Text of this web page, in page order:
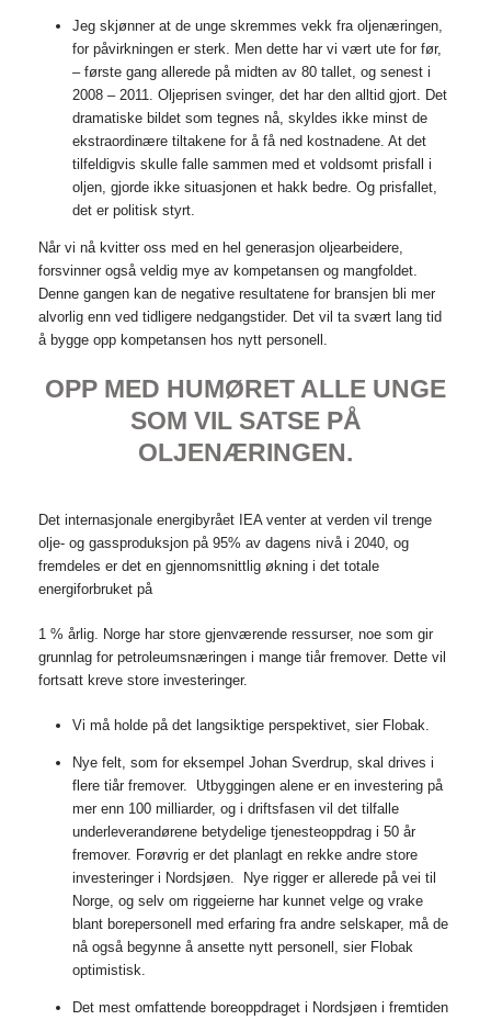
Jeg skjønner at de unge skremmes vekk fra oljenæringen,
for påvirkningen er sterk. Men dette har vi vært ute for før,
– første gang allerede på midten av 80 tallet, og senest i
2008 – 2011. Oljeprisen svinger, det har den alltid gjort. Det
dramatiske bildet som tegnes nå, skyldes ikke minst de
ekstraordinære tiltakene for å få ned kostnadene. At det
tilfeldigvis skulle falle sammen med et voldsomt prisfall i
oljen, gjorde ikke situasjonen et hakk bedre. Og prisfallet,
det er politisk styrt.
Når vi nå kvitter oss med en hel generasjon oljearbeidere,
forsvinner også veldig mye av kompetansen og mangfoldet.
Denne gangen kan de negative resultatene for bransjen bli mer
alvorlig enn ved tidligere nedgangstider. Det vil ta svært lang tid
å bygge opp kompetansen hos nytt personell.
OPP MED HUMØRET ALLE UNGE
SOM VIL SATSE PÅ
OLJENÆRINGEN.
Det internasjonale energibyrået IEA venter at verden vil trenge
olje- og gassproduksjon på 95% av dagens nivå i 2040, og
fremdeles er det en gjennomsnittlig økning i det totale
energiforbruket på
1 % årlig. Norge har store gjenværende ressurser, noe som gir
grunnlag for petroleumsnæringen i mange tiår fremover. Dette vil
fortsatt kreve store investeringer.
Vi må holde på det langsiktige perspektivet, sier Flobak.
Nye felt, som for eksempel Johan Sverdrup, skal drives i
flere tiår fremover. Utbyggingen alene er en investering på
mer enn 100 milliarder, og i driftsfasen vil det tilfalle
underleverandørene betydelige tjenesteoppdrag i 50 år
fremover. Forøvrig er det planlagt en rekke andre store
investeringer i Nordsjøen. Nye rigger er allerede på vei til
Norge, og selv om riggeierne har kunnet velge og vrake
blant borepersonell med erfaring fra andre selskaper, må de
nå også begynne å ansette nytt personell, sier Flobak
optimistisk.
Det mest omfattende boreoppdraget i Nordsjøen i fremtiden